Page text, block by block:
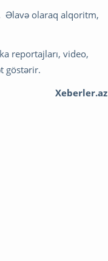
Əlavə olaraq alqoritm,
reportajları, video,
göstərir.
Xeberler.az